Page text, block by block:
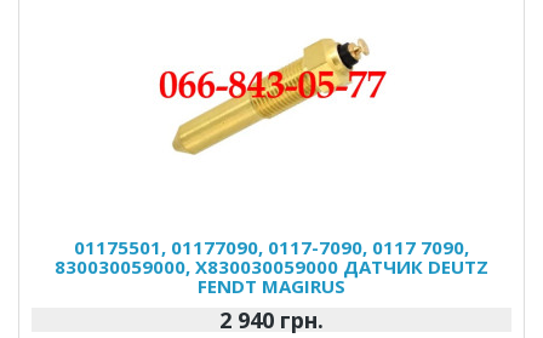
01175501, 01177090, 0117-7090, 0117 7090,
830030059000, X830030059000 ДАТЧИК DEUTZ
FENDT MAGIRUS
2 940 грн.